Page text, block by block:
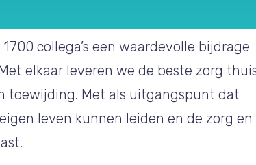
collega’s een waardevolle bijdrage
elkaar leveren we de beste zorg
toewijding. Met als uitgangspunt dat
leven kunnen leiden en de zorg en